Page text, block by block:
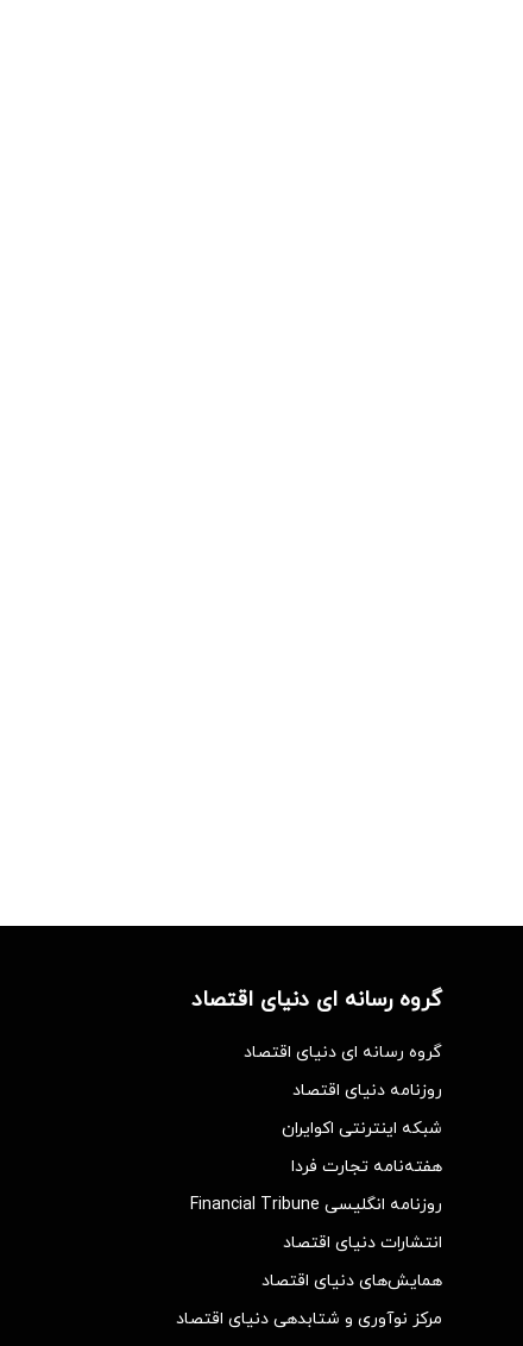
گروه رسانه ای دنیای اقتصاد
گروه رسانه ای دنیای اقتصاد
روزنامه دنیای اقتصاد
شبکه اینترنتی اکوایران
هفته‌نامه تجارت فردا
روزنامه انگلیسی Financial Tribune
انتشارات دنیای اقتصاد
همایش‌های دنیای اقتصاد
مرکز نوآوری و شتابدهی دنیای اقتصاد